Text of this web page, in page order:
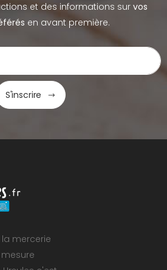
et des informations sur vos
en avant première.
S'inscrire
mercerie